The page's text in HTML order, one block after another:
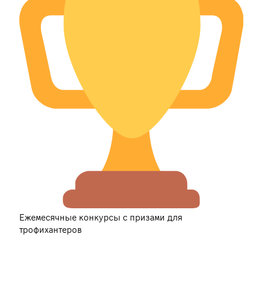
Ежемесячные конкурсы с призами для
трофихантеров